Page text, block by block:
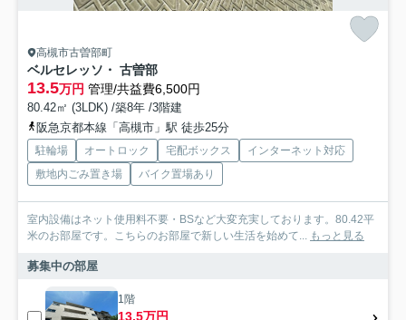
高槻市古曽部町
ベルセレッソ・ 古曽部
13.5万円 管理/共益費6,500円
80.42㎡ (3LDK) /築8年 /3階建
阪急京都本線「高槻市」駅 徒歩25分
駐輪場 オートロック 宅配ボックス
インターネット対応
敷地内ごみ置き場
バイク置場あり
室内設備はネット使用料不要・BSなど大変充実しております。80.42平
米のお部屋です。こちらのお部屋で新しい生活を始めて... もっと見る
募集中の部屋
1階
13.5万円